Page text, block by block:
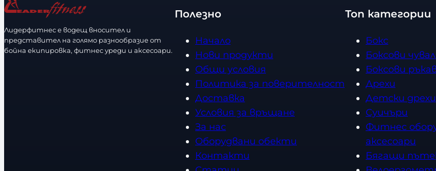
е
Лидерфитнес е водещ вносител и
представител на голямо разнообразие от
бойна екипировка, фитнес уреди и аксесоари.
Полезно
Начало
Нови продукти
Общи условия
Политика за поверителност
Доставка
Условия за връщане
За нас
Оборудвани обекти
Контакти
Топ категории
Бокс
Боксови
Боксови
Дрехи
Детски дрехи
Суичъри
Фитнес
аксесоари
Бягащи